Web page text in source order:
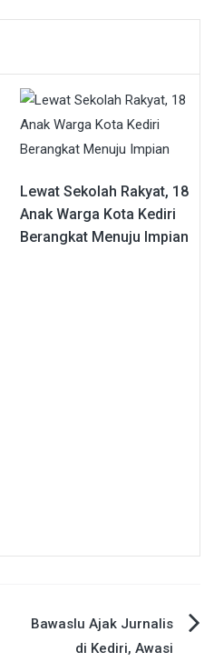
Lewat Sekolah Rakyat, 18
Anak Warga Kota Kediri
Berangkat Menuju Impian
Bawaslu Ajak Jurnalis
di Kediri, Awasi